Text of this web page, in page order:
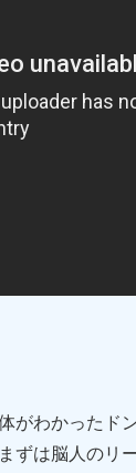
がわかったド
ずは脳人のリ